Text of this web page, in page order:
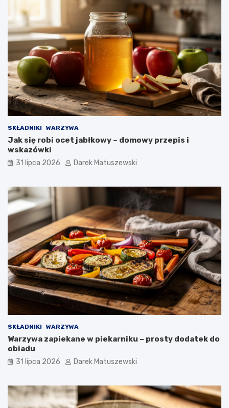
SKŁADNIKI WARZYWA
Jak się robi ocet jabłkowy – domowy przepis i
wskazówki
31 lipca 2026 Darek Matuszewski
SKŁADNIKI WARZYWA
Warzywa zapiekane w piekarniku – prosty dodatek do
obiadu
31 lipca 2026 Darek Matuszewski